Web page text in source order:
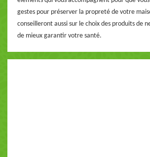
gestes pour préserver la propreté de votre
conseilleront aussi sur le choix des produits de
de mieux garantir votre santé.